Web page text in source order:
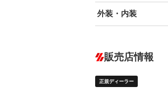
エアバッグ：運転席/
－ ダウンヒルアシスト
Bluetooth接続
外装・内装
オーディオ：ミュー
－
ヘッドライトウォッシ
ー
販売店情報
正規ディーラー